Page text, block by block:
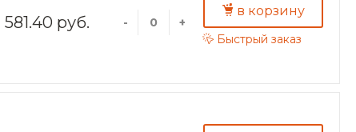
581.40 руб. - +
в корзину
Быстрый заказ